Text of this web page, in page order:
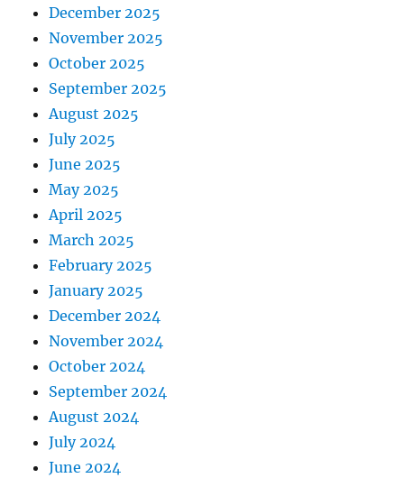
December 2025
November 2025
October 2025
September 2025
August 2025
July 2025
June 2025
May 2025
April 2025
March 2025
February 2025
January 2025
December 2024
November 2024
October 2024
September 2024
August 2024
July 2024
June 2024